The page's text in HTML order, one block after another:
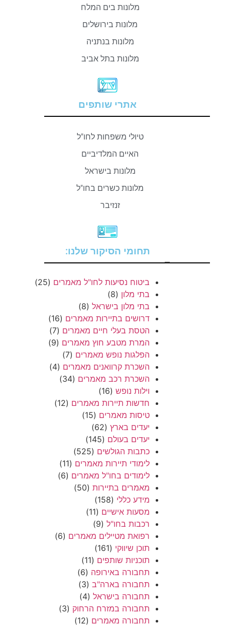
מלונות בים המלח
מלונות בירושלים
מלונות בנתניה
מלונות בתל אביב
אתרי שותפים
טיולי משפחות לחו"ל
האיים המלדיביים
מלונות בישראל
מלונות כשרים בחו"ל
זנזיבר
תחומי הסיקור שלנו:
–
ביטוח נסיעות לחו"ל מאמרים (25)
בתי מלון (8)
בתי מלון בישראל (8)
דרושים בתיירות מאמרים (16)
הטסת בעלי חיים מאמרים (7)
המרת מטבע חוץ מאמרים (9)
הפלגות נופש מאמרים (7)
השכרת קרוואנים מאמרים (4)
השכרת רכב מאמרים (34)
וילות נופש (16)
חדשות תיירות מאמרים (12)
טיסות מאמרים (15)
יעדים בארץ (62)
יעדים בעולם (145)
כתבות הגולשים (525)
לימודי תיירות מאמרים (11)
לימודים בחו"ל מאמרים (6)
מאמרים בתיירות (50)
מידע כללי (158)
מסעות אישיים (11)
רכבות בחו"ל (9)
רפואת מטיילים מאמרים (6)
תוכן שיווקי (161)
תוכניות שותפים (11)
תחבורה באירופה (6)
תחבורה בארה"ב (3)
תחבורה בישראל (4)
תחבורה במזרח הרחוק (3)
תחבורה מאמרים (12)